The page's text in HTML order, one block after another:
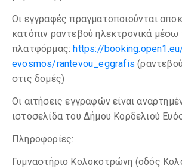
Οι εγγραφές πραγματοποιούνται
κατόπιν ραντεβού ηλεκτρονικά μέσω
πλατφόρμας:https://
evosmos/rantevou_eggrafis
στις δομές)
Οι αιτήσεις εγγραφών είναι
ιστοσελίδα του Δήμου Κορδελιού
Πληροφορίες:
Γυμναστήριο Κολοκοτρώνη (οδός